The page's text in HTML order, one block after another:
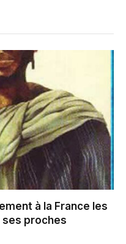
à la France les
ses proches